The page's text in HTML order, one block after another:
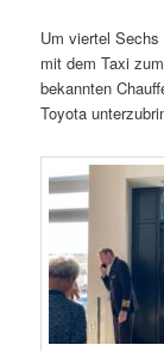
Um viertel
mit dem Taxi
bekannten
Toyota